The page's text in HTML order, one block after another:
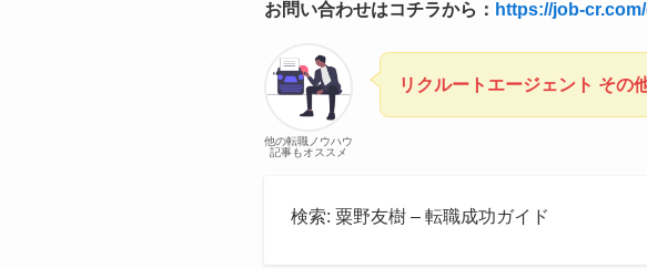
お問い合わせはコチラから： https://job-
他の転職ノウハウ
記事もオススメ
リクルートエージェント その
検索: 粟野友樹 – 転職成功ガイド